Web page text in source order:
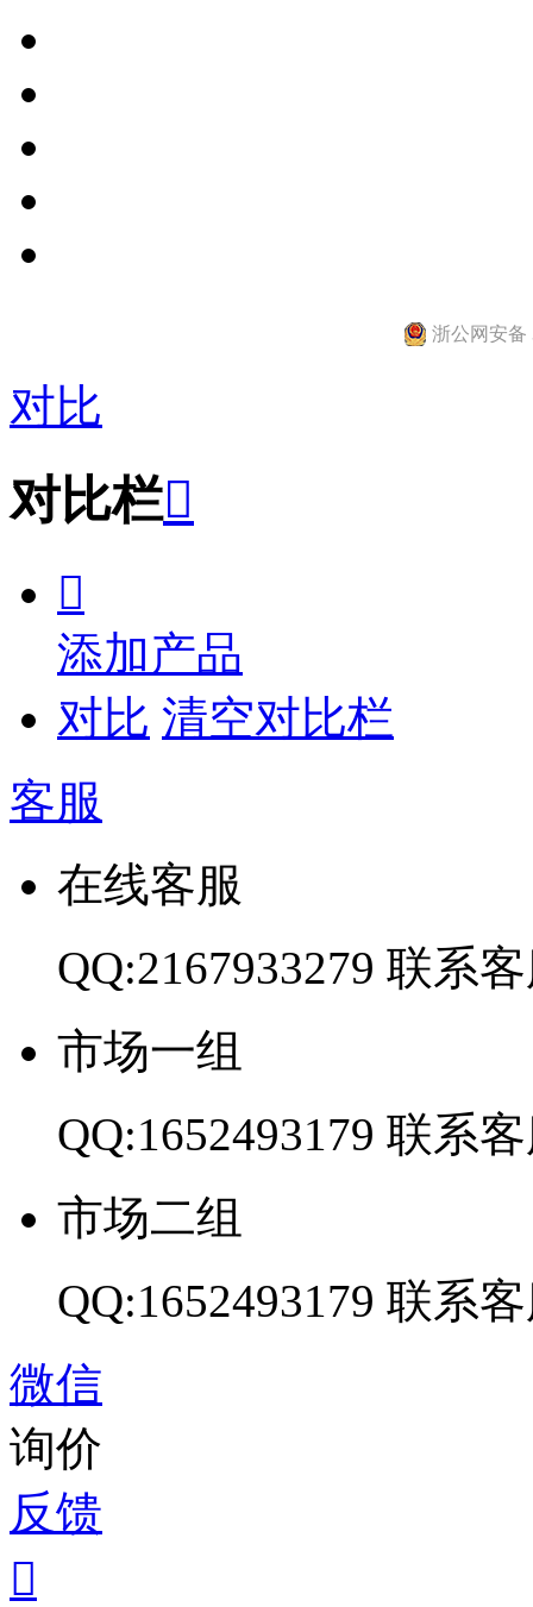
浙公网安备
对比
对比栏

添加产品
对比 清空对比栏
客服
在线客服
QQ:2167933279 联系
市场一组
QQ:1652493179 联系
市场二组
QQ:1652493179 联系
微信
询价
反馈
